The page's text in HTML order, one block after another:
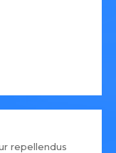
repellendus